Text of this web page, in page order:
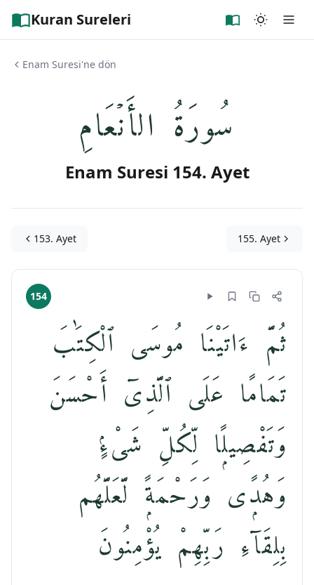
Kuran Sureleri
Enam Suresi'ne dön
سُورَةُ الأَنۡعَامِ
Enam Suresi 154. Ayet
153. Ayet 155. Ayet
154
ثُمَّ ءَاتَيْنَا مُوسَى ٱلْكِتَٰبَ
تَمَامًا عَلَى ٱلَّذِىٓ أَحْسَنَ
وَتَفْصِيلًۭا لِّكُلِّ شَىْءٍۢ
وَهُدًۭى وَرَحْمَةًۭ لَّعَلَّهُم
بِلِقَآءِ رَبِّهِمْ يُؤْمِنُونَ